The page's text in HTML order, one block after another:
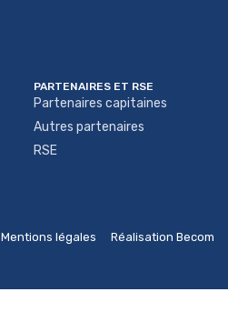
PARTENAIRES ET RSE
Partenaires capitaines
Autres partenaires
RSE
Mentions légales Réalisation Becom